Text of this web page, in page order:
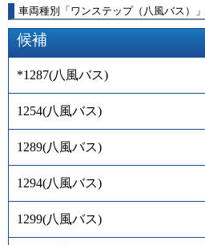
車両種別
「 ワンステップ（八風バス） 」
候補
*1287(八風バス)
1254(八風バス)
1289(八風バス)
1294(八風バス)
1299(八風バス)